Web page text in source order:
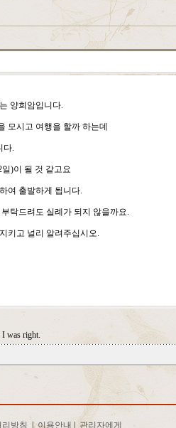
양희암입니다.
모시고 여행을 할까 하는데
다.
)이 될 것 같고요
여 출발하게 됩니다.
탁드려도 실례가 되지 않을까요.
키고 널리 알려주십시오.
I was right.
방침 |이용안내 |관리자에게